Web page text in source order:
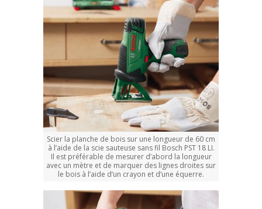
Scier la planche de bois sur une longueur de 60 cm
à l’aide de la scie sauteuse sans fil Bosch PST 18 LI.
Il est préférable de mesurer d’abord la longueur
avec un mètre et de marquer des lignes droites sur
le bois à l’aide d’un crayon et d’une équerre.